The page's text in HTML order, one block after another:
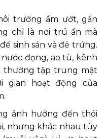
trường ẩm ướt, gần
chỉ là nơi trú ẩn mà
sinh sản và đẻ trứng.
đọng, ao tù, kênh
thường tập trung mật
gian hoạt động của
ảnh hưởng đến thói
nhưng khác nhau tùy